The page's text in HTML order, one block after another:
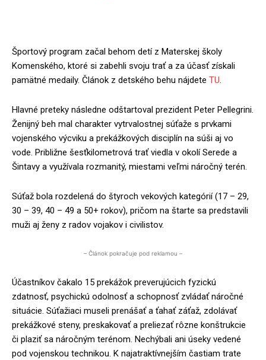
Športový program začal behom detí z Materskej školy
Komenského, ktoré si zabehli svoju trať a za účasť získali
pamätné medaily. Článok z detského behu nájdete TU.
Hlavné preteky následne odštartoval prezident Peter Pellegrini.
Ženijný beh mal charakter vytrvalostnej súťaže s prvkami
vojenského výcviku a prekážkových disciplín na súši aj vo
vode. Približne šesťkilometrová trať viedla v okolí Serede a
Šintavy a využívala rozmanitý, miestami veľmi náročný terén.
Súťaž bola rozdelená do štyroch vekových kategórií (17 – 29,
30 – 39, 40 – 49 a 50+ rokov), pričom na štarte sa predstavili
muži aj ženy z radov vojakov i civilistov.
– Článok pokračuje pod reklamou –
Účastníkov čakalo 15 prekážok preverujúcich fyzickú
zdatnosť, psychickú odolnosť a schopnosť zvládať náročné
situácie. Súťažiaci museli prenášať a ťahať záťaž, zdolávať
prekážkové steny, preskakovať a preliezať rôzne konštrukcie
či plaziť sa náročným terénom. Nechýbali ani úseky vedené
pod vojenskou technikou. K najatraktívnejším častiam trate